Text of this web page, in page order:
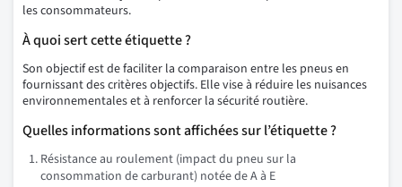
les consommateurs.
À quoi sert cette étiquette ?
Son objectif est de faciliter la comparaison entre les pneus en
fournissant des critères objectifs. Elle vise à réduire les nuisances
environnementales et à renforcer la sécurité routière.
Quelles informations sont affichées sur l’étiquette ?
Résistance au roulement (impact du pneu sur la
consommation de carburant) notée de A à E